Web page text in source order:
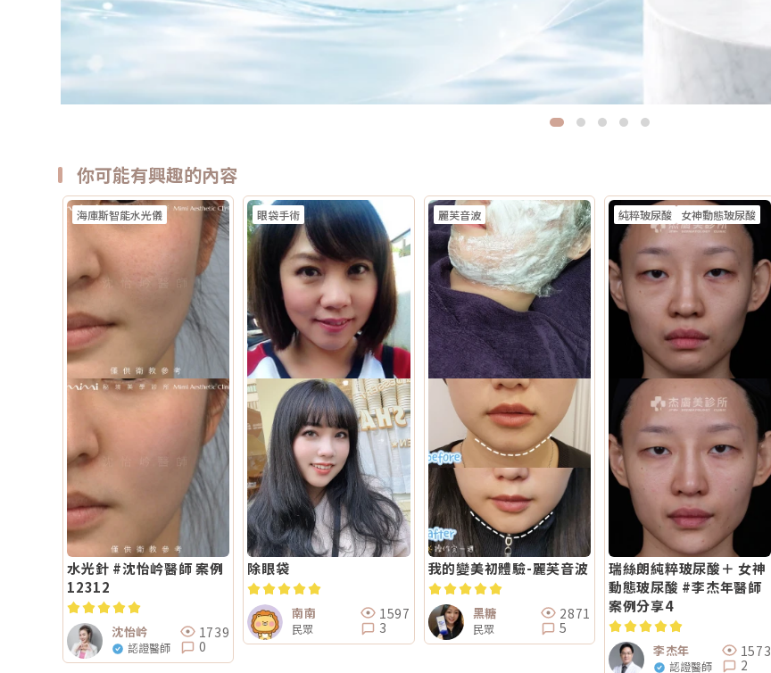
你可能有興趣的內容
海庫斯智能水光儀
水光針 #沈怡岒醫師 案例
12312
沈怡岒
認證醫師
1739
0
眼袋手術
除眼袋
南南
民眾
1597
3
麗芙音波
我的變美初體驗-麗芙音波
黑糖
民眾
2871
5
純粹玻尿酸 女神動態玻尿酸
瑞絲朗純粹玻尿酸＋ 女神
動態玻尿酸 #李杰年醫師
案例分享4
李杰年
認證醫師
1573
2